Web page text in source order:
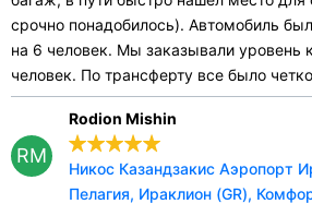
срочно понадобилось). Автомобиль
на 6 человек. Мы заказывали уровень
человек. По трансферту все было
RM
Rodion Mishin
Никос Казандзакис Аэропорт
Пелагия, Ираклион (GR),